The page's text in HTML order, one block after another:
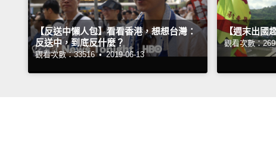
【反送中懶人包】看看香港，想想台灣：
反送中，到底反什麼？
觀看次數：33516 • 2019-06-13
【週末出國
觀看次數：